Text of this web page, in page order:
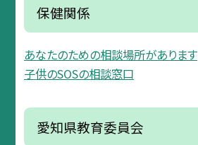
保健関係
あなたのための相談場所があります
子供のSOSの相談窓口
愛知県教育委員会